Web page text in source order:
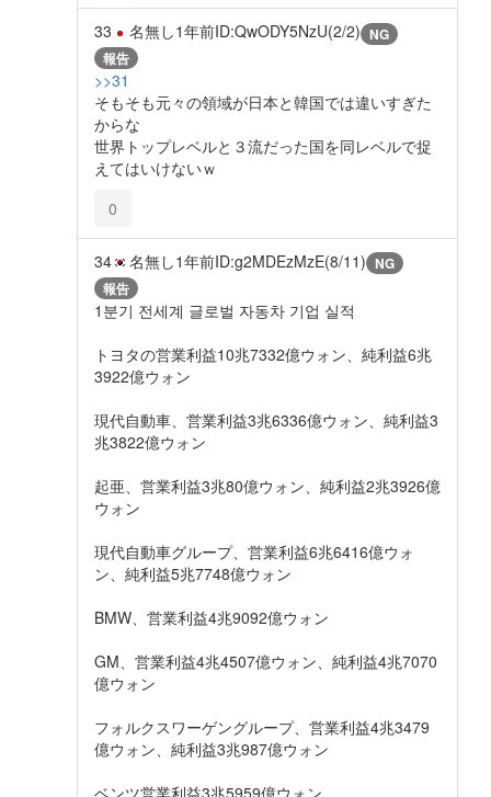
33 名無し1年前ID:QwODY5NzU(2/2) NG
報告
>>31
そもそも元々の領域が日本と韓国では違いすぎた
からな
世界トップレベルと３流だった国を同レベルで捉
えてはいけないｗ
0
34 名無し1年前ID:g2MDEzMzE(8/11) NG
報告
1분기 전세계 글로벌 자동차 기업 실적
トヨタの営業利益10兆7332億ウォン、純利益6兆
3922億ウォン
現代自動車、営業利益3兆6336億ウォン、純利益3
兆3822億ウォン
起亜、営業利益3兆80億ウォン、純利益2兆3926億
ウォン
現代自動車グループ、営業利益6兆6416億ウォ
ン、純利益5兆7748億ウォン
BMW、営業利益4兆9092億ウォン
GM、営業利益4兆4507億ウォン、純利益4兆7070
億ウォン
フォルクスワーゲングループ、営業利益4兆3479
億ウォン、純利益3兆987億ウォン
ベンツ営業利益3兆5959億ウォン